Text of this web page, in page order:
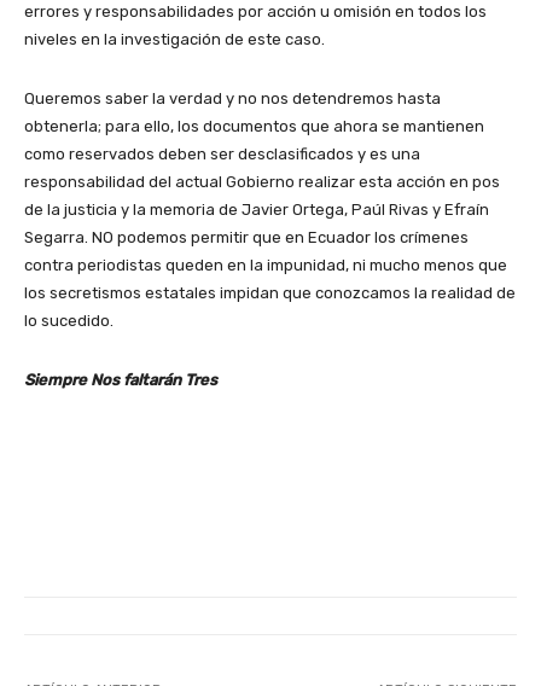
errores y responsabilidades por acción u omisión en todos los
niveles en la investigación de este caso.
Queremos saber la verdad y no nos detendremos hasta
obtenerla; para ello, los documentos que ahora se mantienen
como reservados deben ser desclasificados y es una
responsabilidad del actual Gobierno realizar esta acción en pos
de la justicia y la memoria de Javier Ortega, Paúl Rivas y Efraín
Segarra. NO podemos permitir que en Ecuador los crímenes
contra periodistas queden en la impunidad, ni mucho menos que
los secretismos estatales impidan que conozcamos la realidad de
lo sucedido.
Siempre Nos faltarán Tres